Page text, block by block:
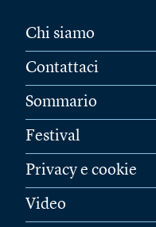
Chi siamo
Contattaci
Sommario
Festival
Privacy e cookie
Video